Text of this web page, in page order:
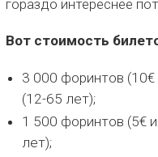
гораздо интереснее
Вот стоимость
3 000 форинтов (10€
(12-65 лет);
1 500 форинтов (5€
лет);